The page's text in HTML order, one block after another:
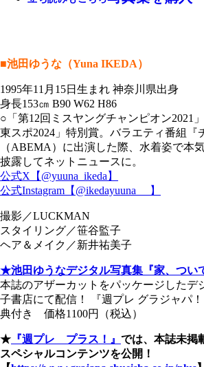
■池田ゆうな（Yuna IKEDA）
1995年11月15日生まれ 神奈川県出身
身長153㎝ B90 W62 H86
○「第12回ミスヤングチャンピオン2021
東スポ2024」特別賞。バラエティ番組『
（ABEMA）に出演した際、水着姿で本
披露してネットニュースに。
公式X【@yuuna_ikeda】
公式Instagram【@ikedayuuna_ _】
撮影／LUCKMAN
スタイリング／笹谷監子
ヘア＆メイク／新井祐美子
★池田ゆうなデジタル写真集『家、つい
本誌のアザーカットをパッケージしたデ
子書店にて配信！ 『週プレ グラジャパ
典付き 価格1100円（税込）
★ 『週プレ プラス！』 では、本誌未掲
スペシャルコンテンツを公開！